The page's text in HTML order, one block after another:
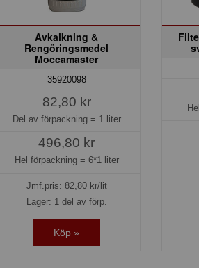
Avkalkning &
Rengöringsmedel
Moccamaster
35920098
82,80 kr
Del av förpackning = 1 liter
496,80 kr
Hel förpackning = 6*1 liter
Jmf.pris: 82,80kr/lit
Lager: 1 del av förp.
Köp »